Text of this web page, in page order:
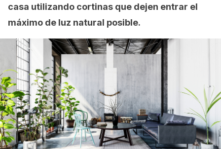
casa utilizando cortinas que dejen entrar el
máximo de luz natural posible.